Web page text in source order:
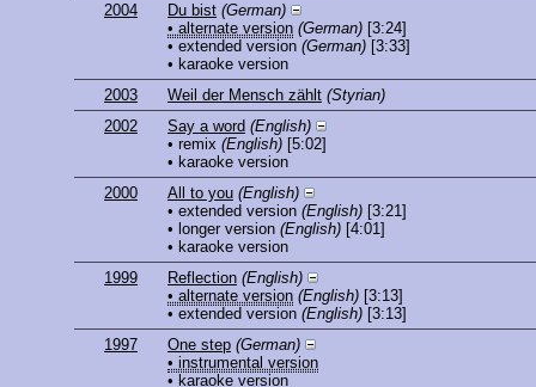
2004
Du bist (German)
• alternate version (German) [3:24]
• extended version (German) [3:33]
• karaoke version
2003
Weil der Mensch zählt (Styrian)
2002
Say a word (English)
• remix (English) [5:02]
• karaoke version
2000
All to you (English)
• extended version (English) [3:21]
• longer version (English) [4:01]
• karaoke version
1999
Reflection (English)
• alternate version (English) [3:13]
• extended version (English) [3:13]
1997
One step (German)
• instrumental version
• karaoke version